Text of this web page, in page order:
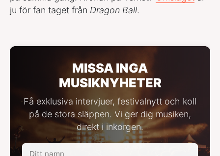
ju för fan taget från Dragon Ball.
MISSA INGA
MUSIKNYHETER
Få exklusiva intervjuer, festivalnytt och koll
på de stora släppen. Vi ger dig musiken,
direkt i inkorgen.